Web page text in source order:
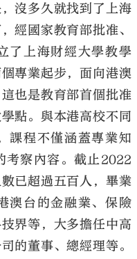
沒多久就找到了上海
經國家教育部批准、
了上海財經大學教學
專業起步，面向港澳
也是教育部首個批准
點。與本港高校不同
課程不僅涵蓋專業知
考察內容。截止2022
已超過五百人，畢業
澳台的金融業、保險
界等，大多擔任中高
的董事、總經理等。